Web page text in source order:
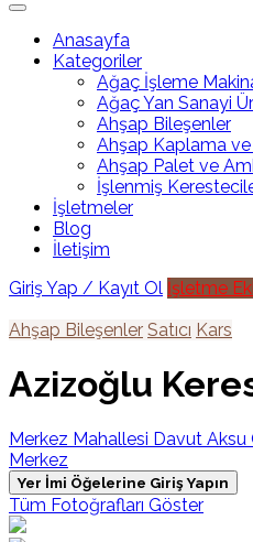
Anasayfa
Kategoriler
Ağaç İşleme
Ağaç Yan Sanayi
Ahşap Bileşenler
Ahşap Kaplama
Ahşap Palet ve
İşlenmiş
İşletmeler
Blog
İletişim
Giriş Yap / Kayıt Ol İşletme
Ahşap Bileşenler Satıcı Kars
Azizoğlu
Merkez Mahallesi Davut
Merkez
Yer İmi Öğelerine Giriş Yapın
Tüm Fotoğrafları Göster